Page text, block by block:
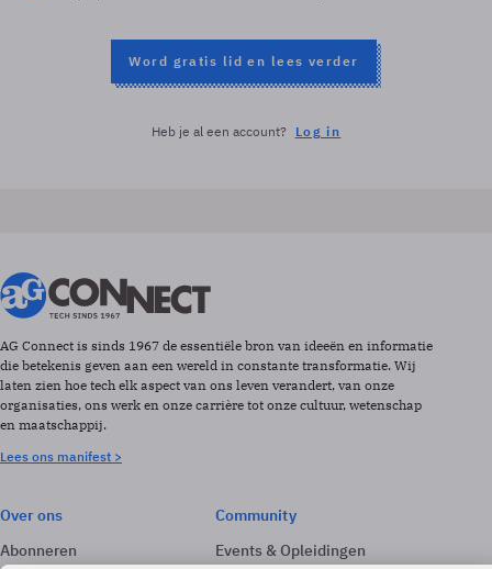
Word gratis lid en lees verder
Heb je al een account? Log in
AG Connect is sinds 1967 de essentiële bron van ideeën en informatie
die betekenis geven aan een wereld in constante transformatie. Wij
laten zien hoe tech elk aspect van ons leven verandert, van onze
organisaties, ons werk en onze carrière tot onze cultuur, wetenschap
en maatschappij.
Lees ons manifest >
Over ons
Abonneren
Community
Events & Opleidingen